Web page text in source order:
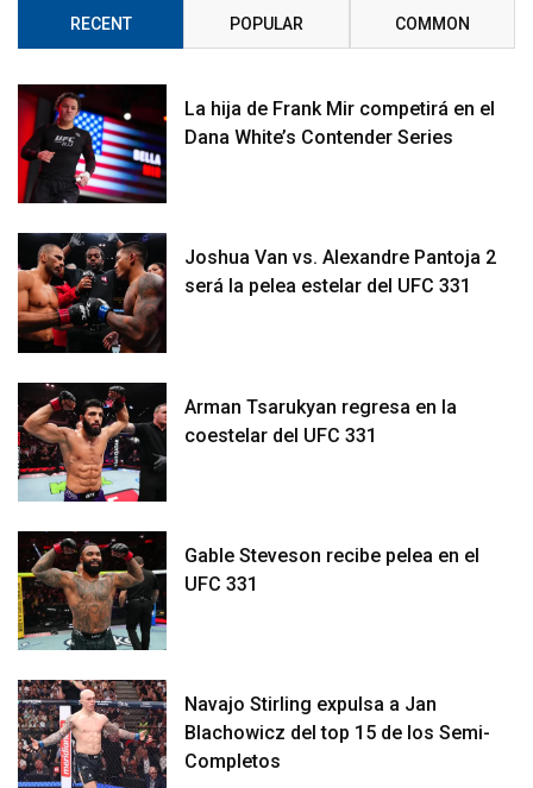
RECENT POPULAR COMMON
La hija de Frank Mir competirá en el
Dana White’s Contender Series
Joshua Van vs. Alexandre Pantoja 2
será la pelea estelar del UFC 331
Arman Tsarukyan regresa en la
coestelar del UFC 331
Gable Steveson recibe pelea en el
UFC 331
Navajo Stirling expulsa a Jan
Blachowicz del top 15 de los Semi-
Completos